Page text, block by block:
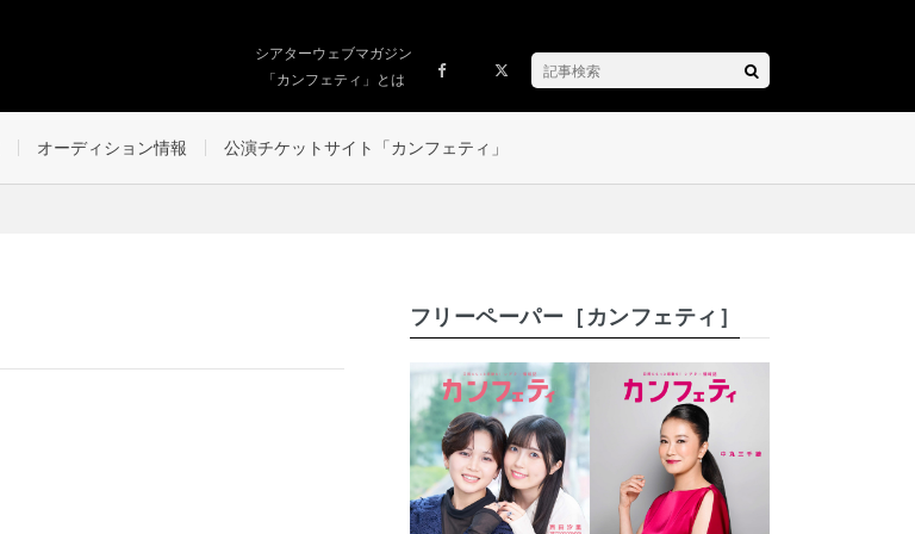
シアターウェブマガジン
「カンフェティ」とは
オーディション情報 公演チケットサイト「カンフェティ」
フリーペーパー［カンフェティ］